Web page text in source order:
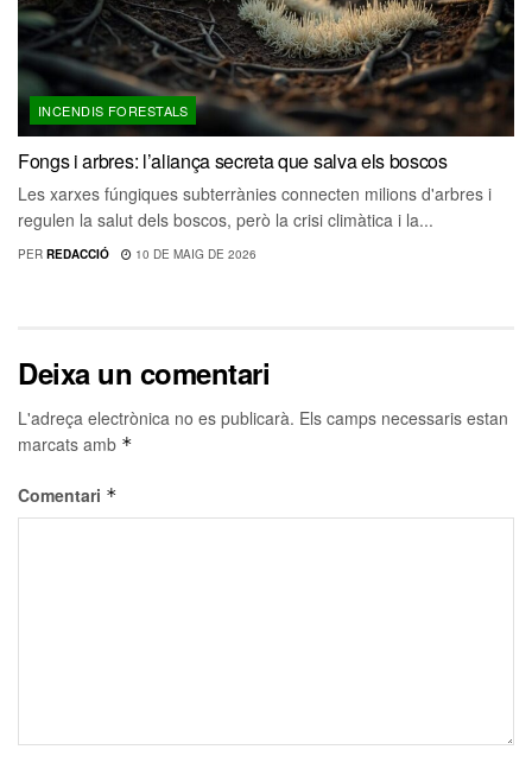
INCENDIS FORESTALS
Fongs i arbres: l’aliança secreta que salva els boscos
Les xarxes fúngiques subterrànies connecten milions d'arbres i
regulen la salut dels boscos, però la crisi climàtica i la...
PER REDACCIÓ 10 DE MAIG DE 2026
Deixa un comentari
L'adreça electrònica no es publicarà. Els camps necessaris estan
marcats amb *
Comentari *